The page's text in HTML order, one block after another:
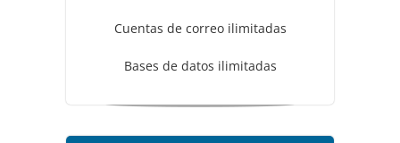
Cuentas de correo ilimitadas
Bases de datos ilimitadas